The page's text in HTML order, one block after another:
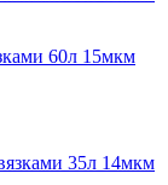
60л 15мкм